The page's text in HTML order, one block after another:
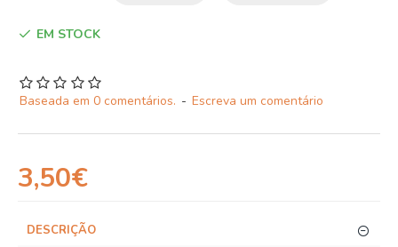
EM STOCK
Baseada em 0 comentários. - Escreva um comentário
3,50€
DESCRIÇÃO